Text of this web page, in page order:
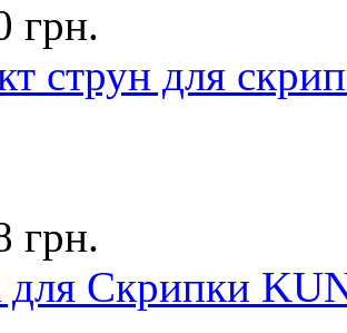
грн.
струн для
грн.
Скрипки